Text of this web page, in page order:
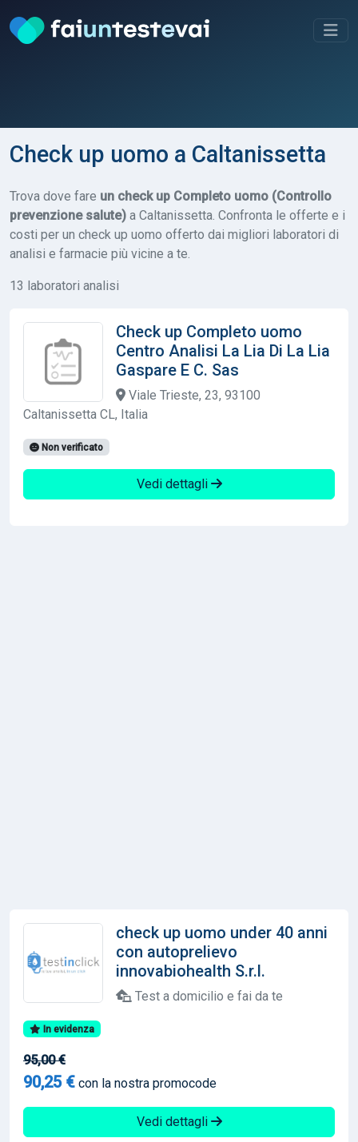
Check up uomo a Caltanissetta
Trova dove fare un check up Completo uomo (Controllo
prevenzione salute) a Caltanissetta. Confronta le offerte e i
costi per un check up uomo offerto dai migliori laboratori di
analisi e farmacie più vicine a te.
13 laboratori analisi
Check up Completo uomo
Centro Analisi La Lia Di La Lia
Gaspare E C. Sas
Viale Trieste, 23, 93100
Caltanissetta CL, Italia
Non verificato
Vedi dettagli
check up uomo under 40 anni
con autoprelievo
innovabiohealth S.r.l.
Test a domicilio e fai da te
In evidenza
95,00 €
90,25 € con la nostra promocode
Vedi dettagli